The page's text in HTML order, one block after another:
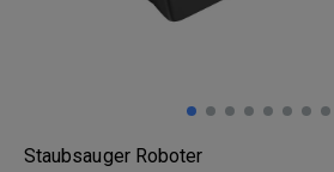
Staubsauger Roboter